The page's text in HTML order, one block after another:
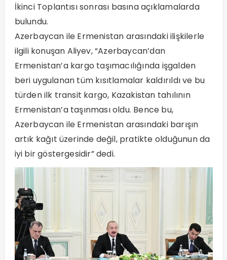
İkinci Toplantısı sonrası basına açıklamalarda
bulundu.
Azerbaycan ile Ermenistan arasındaki ilişkilerle
ilgili konuşan Aliyev, “Azerbaycan’dan
Ermenistan’a kargo taşımacılığında işgalden
beri uygulanan tüm kısıtlamalar kaldırıldı ve bu
türden ilk transit kargo, Kazakistan tahılının
Ermenistan’a taşınması oldu. Bence bu,
Azerbaycan ile Ermenistan arasındaki barışın
artık kağıt üzerinde değil, pratikte olduğunun da
iyi bir göstergesidir” dedi.